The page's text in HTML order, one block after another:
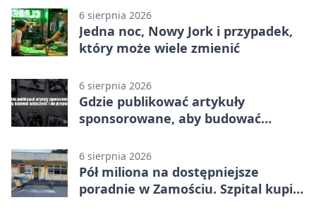
6 sierpnia 2026
Jedna noc, Nowy Jork i przypadek,
który może wiele zmienić
6 sierpnia 2026
Gdzie publikować artykuły
sponsorowane, aby budować
6 sierpnia 2026
Pół miliona na dostępniejsze
poradnie w Zamościu. Szpital kupi